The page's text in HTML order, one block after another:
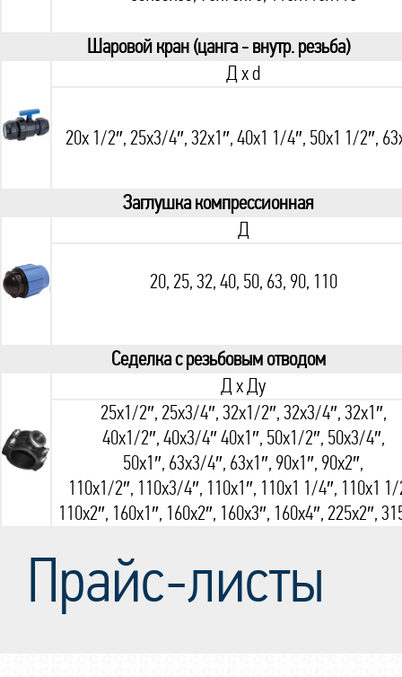
Шаровой кран (цанга - внутр. резьба)
Д x d
20х 1/2″, 25х3/4″, 32х1″, 40х1 1/4″, 50х1 1/2″,
Заглушка компрессионная
Д
20, 25, 32, 40, 50, 63, 90, 110
Седелка с резьбовым отводом
Д х Ду
25х1/2″, 25х3/4″, 32х1/2″, 32х3/4″, 32х1″,
40х1/2″, 40х3/4″ 40х1″, 50х1/2″, 50х3/4″,
50х1″, 63х3/4″, 63х1″, 90х1″, 90х2″,
110х1/2″, 110х3/4″, 110х1″, 110х1 1/4″, 110х1
110х2″, 160х1″, 160х2″, 160х3″, 160х4″, 225х2″,
Прайс-листы